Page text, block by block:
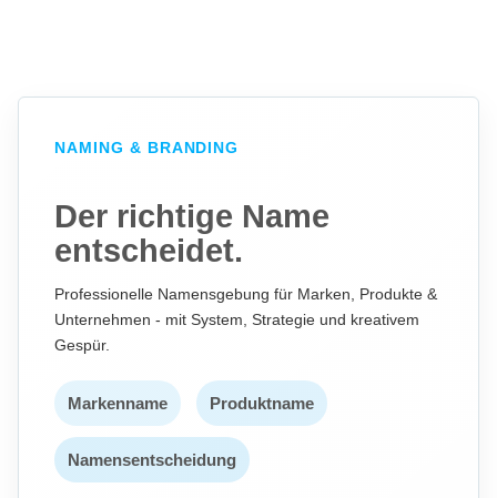
NAMING & BRANDING
Der richtige Name
entscheidet.
Professionelle Namensgebung für Marken, Produkte &
Unternehmen - mit System, Strategie und kreativem
Gespür.
Markenname Produktname
Namensentscheidung